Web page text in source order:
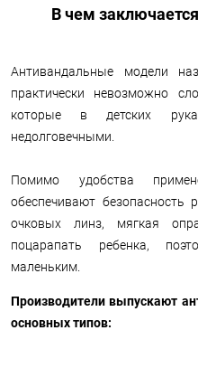
В чем
Антивандальные модели
практически невозможно
которые в детских
недолговечными.
Помимо удобства
обеспечивают безопасность
очковых линз, мягкая
поцарапать ребенка,
маленьким.
Производители выпускают
основных типов: